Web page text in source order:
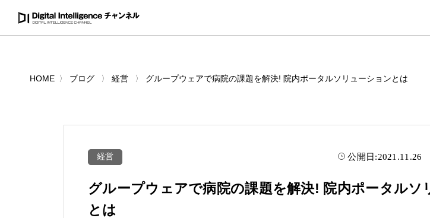
HOME ブログ 経営 グループウェアで病院の課題を解決! 院内ポータルソリューションとは
経営 公開日:2021.11.26
グループウェアで病院の課題を解決! 院内ポータルソ
とは